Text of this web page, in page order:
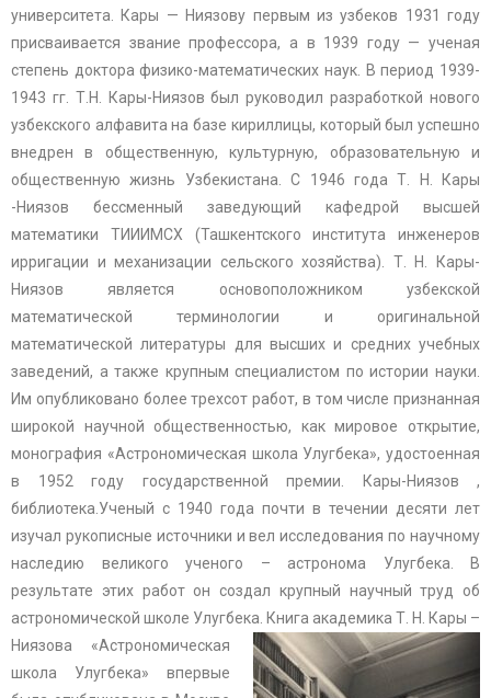
университета. Кары — Ниязову первым из узбеков 1931 году
присваивается звание профессора, а в 1939 году — ученая
степень доктора физико-математических наук. В период 1939-
1943 гг. Т.Н. Кары-Ниязов был руководил разработкой нового
узбекского алфавита на базе кириллицы, который был успешно
внедрен в общественную, культурную, образовательную и
общественную жизнь Узбекистана. С 1946 года Т. Н. Кары
-Ниязов бессменный заведующий кафедрой высшей
математики ТИИИМСХ (Ташкентского института инженеров
ирригации и механизации сельского хозяйства). Т. Н. Кары-
Ниязов является основоположником узбекской
математической терминологии и оригинальной
математической литературы для высших и средних учебных
заведений, а также крупным специалистом по истории науки.
Им опубликовано более трехсот работ, в том числе признанная
широкой научной общественностью, как мировое открытие,
монография «Астрономическая школа Улугбека», удостоенная
в 1952 году государственной премии. Кары-Ниязов ,
библиотека.Ученый с 1940 года почти в течении десяти лет
изучал рукописные источники и вел исследования по научному
наследию великого ученого – астронома Улугбека. В
результате этих работ он создал крупный научный труд об
астрономической школе Улугбека. Книга академика Т. Н. Кары –
Ниязова «Астрономическая
школа Улугбека» впервые